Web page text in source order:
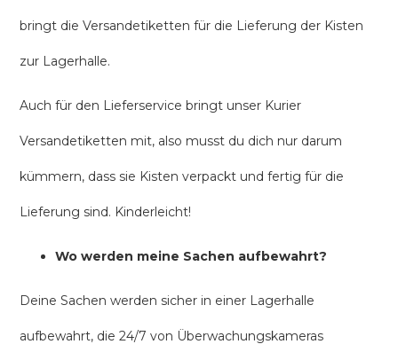
bringt die Versandetiketten für die Lieferung der Kisten
zur Lagerhalle.
Auch für den Lieferservice bringt unser Kurier
Versandetiketten mit, also musst du dich nur darum
kümmern, dass sie Kisten verpackt und fertig für die
Lieferung sind. Kinderleicht!
Wo werden meine Sachen aufbewahrt?
Deine Sachen werden sicher in einer Lagerhalle
aufbewahrt, die 24/7 von Überwachungskameras